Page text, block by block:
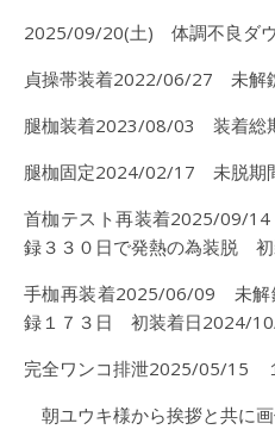
2025/09/20(土) 体調不良ダ
貞操帯装着2022/06/27 未解
腿枷装着2023/08/03 装着総
腿枷固定2024/02/17 未脱期
首枷テスト再装着2025/09/
録３３０日で発熱の為装脱
手枷再装着2025/06/09 未
録１７３日 初装着日2024/
完全ワンコ排泄2025/05/15
朝ユウキ様から挨拶と共に画